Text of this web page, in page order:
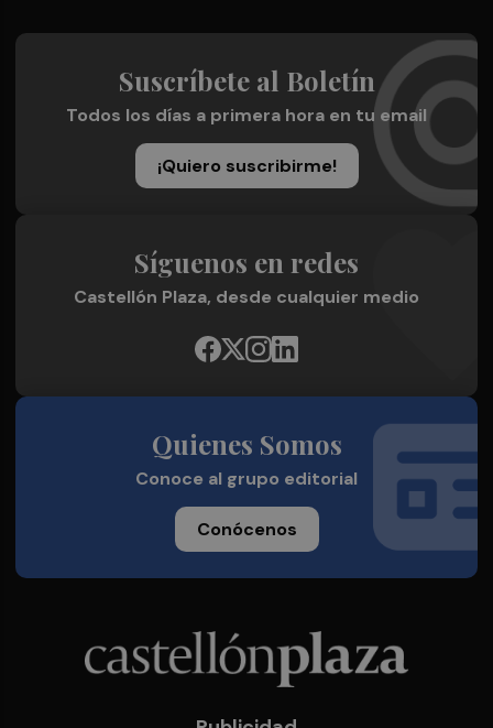
Suscríbete al Boletín
Todos los días a primera hora en tu email
¡Quiero suscribirme!
Síguenos en redes
Castellón Plaza, desde cualquier medio
Quienes Somos
Conoce al grupo editorial
Conócenos